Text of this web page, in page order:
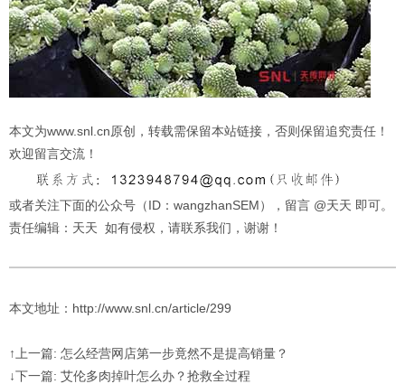
本文为www.snl.cn原创，转载需保留本站链接，否则保留追究责任！
欢迎留言交流！
或者关注下面的公众号（ID：wangzhanSEM），留言 @天天 即可。
责任编辑：天天 如有侵权，请联系我们，谢谢！
本文地址：http://www.snl.cn/article/299
↑上一篇: 怎么经营网店第一步竟然不是提高销量？
↓下一篇: 艾伦多肉掉叶怎么办？抢救全过程